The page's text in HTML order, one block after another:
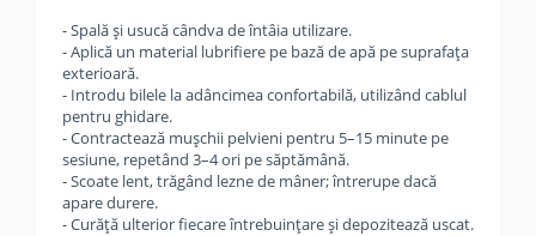
- Spală și usucă cândva de întâia utilizare.
- Aplică un material lubrifiere pe bază de apă pe suprafața
exterioară.
- Introdu bilele la adâncimea confortabilă, utilizând cablul
pentru ghidare.
- Contractează mușchii pelvieni pentru 5–15 minute pe
sesiune, repetând 3–4 ori pe săptămână.
- Scoate lent, trăgând lezne de mâner; întrerupe dacă
apare durere.
- Curăță ulterior fiecare întrebuințare și depozitează uscat.